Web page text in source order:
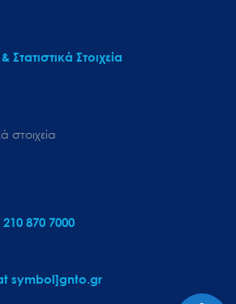
Στατιστικά Στοιχεία
στοιχεία
870 7000
symbol]gnto.gr